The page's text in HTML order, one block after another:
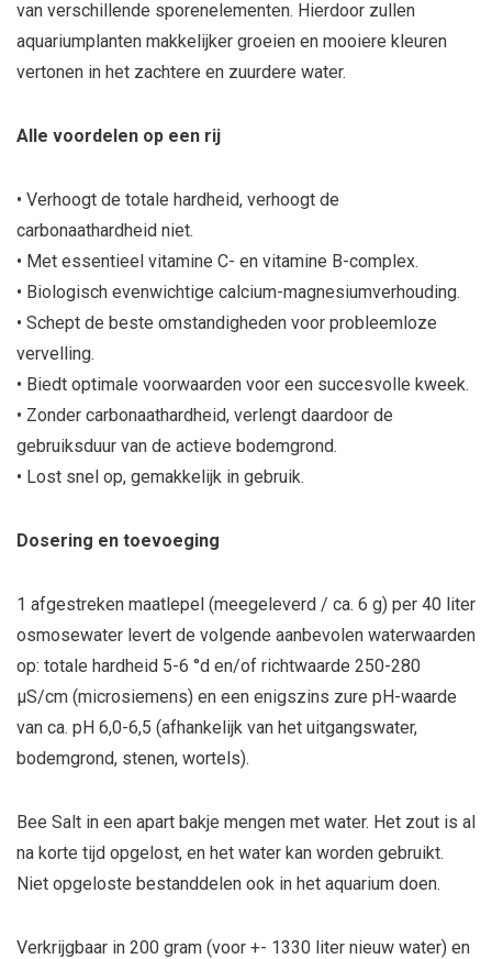
van verschillende sporenelementen. Hierdoor zullen
aquariumplanten makkelijker groeien en mooiere kleuren
vertonen in het zachtere en zuurdere water.
Alle voordelen op een rij
• Verhoogt de totale hardheid, verhoogt de
carbonaathardheid niet.
• Met essentieel vitamine C- en vitamine B-complex.
• Biologisch evenwichtige calcium-magnesiumverhouding.
• Schept de beste omstandigheden voor probleemloze
vervelling.
• Biedt optimale voorwaarden voor een succesvolle kweek.
• Zonder carbonaathardheid, verlengt daardoor de
gebruiksduur van de actieve bodemgrond.
• Lost snel op, gemakkelijk in gebruik.
Dosering en toevoeging
1 afgestreken maatlepel (meegeleverd / ca. 6 g) per 40 liter
osmosewater levert de volgende aanbevolen waterwaarden
op: totale hardheid 5-6 °d en/of richtwaarde 250-280
µS/cm (microsiemens) en een enigszins zure pH-waarde
van ca. pH 6,0-6,5 (afhankelijk van het uitgangswater,
bodemgrond, stenen, wortels).
Bee Salt in een apart bakje mengen met water. Het zout is al
na korte tijd opgelost, en het water kan worden gebruikt.
Niet opgeloste bestanddelen ook in het aquarium doen.
Verkrijgbaar in 200 gram (voor +- 1330 liter nieuw water) en